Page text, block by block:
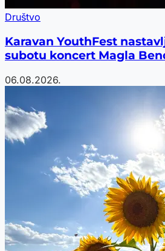
Društvo
Karavan YouthFest
subotu koncert Magla
06.08.2026.